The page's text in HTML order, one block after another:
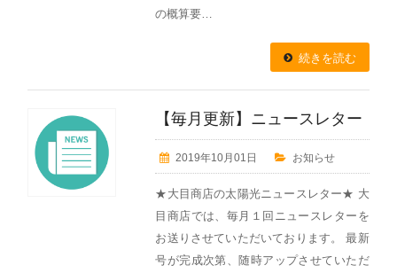
の概算要…
続きを読む
【毎月更新】ニュースレター
2019年10月01日 お知らせ
★大目商店の太陽光ニュースレター★ 大
目商店では、毎月１回ニュースレターを
お送りさせていただいております。 最新
号が完成次第、随時アップさせていただ